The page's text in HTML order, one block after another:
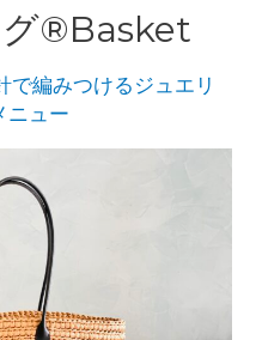
グ®︎Basket
で編みつけるジュエリ
ニュー